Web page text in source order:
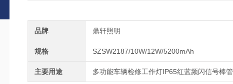
品牌 鼎轩照明
规格 SZSW2187/10W/12W/5200mAh
主要用途 多功能车辆检修工作灯IP65红蓝频闪信号棒管